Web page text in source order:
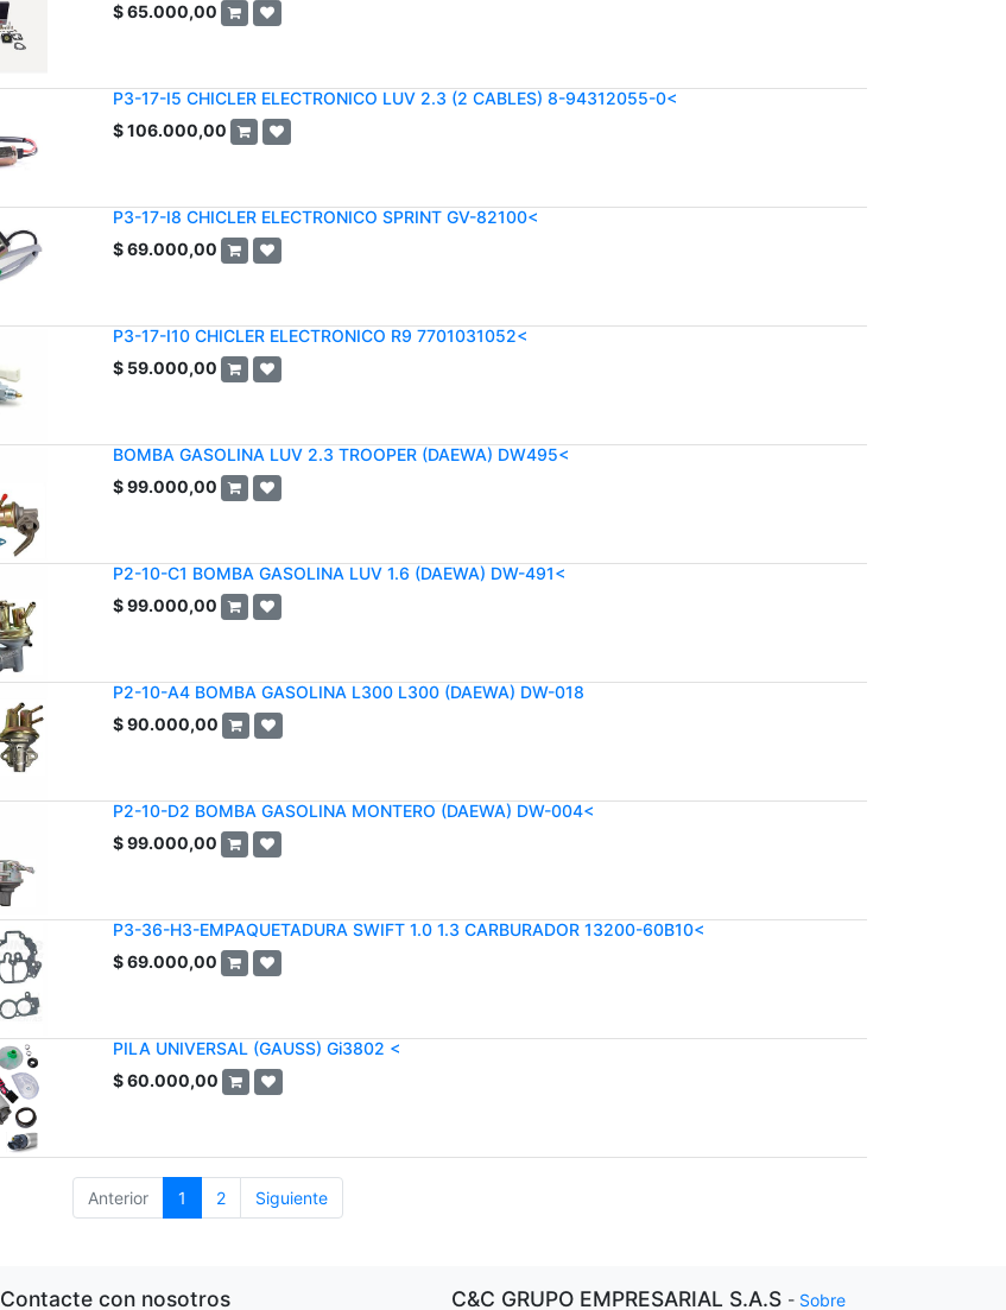
$65.000,00
P3-17-I5 CHICLER ELECTRONICO LUV 2.3 (2 CABLES) 8-94312055-0<
$106.000,00
P3-17-I8 CHICLER ELECTRONICO SPRINT GV-82100<
$69.000,00
P3-17-I10 CHICLER ELECTRONICO R9 7701031052<
$ 59.000,00
BOMBA GASOLINA LUV 2.3 TROOPER (DAEWA) DW495<
$99.000,00
P2-10-C1 BOMBA GASOLINA LUV 1.6 (DAEWA) DW-491<
$99.000,00
P2-10-A4 BOMBA GASOLINA L300 L300 (DAEWA) DW-018
$90.000,00
P2-10-D2 BOMBA GASOLINA MONTERO (DAEWA) DW-004<
$99.000,00
P3-36-H3-EMPAQUETADURA SWIFT 1.0 1.3 CARBURADOR 13200-60B10<
$69.000,00
PILA UNIVERSAL (GAUSS) Gi3802 <
$60.000,00
Anterior 1 2 Siguiente
Contacte con nosotros C&C GRUPO EMPRESARIAL S.A.S - Sobre